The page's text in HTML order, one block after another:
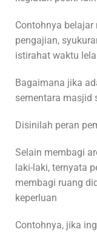
Contohnya belajar
pengajian,
istirahat waktu
Bagaimana jika
sementara masjid
Disinilah peran
Selain membagi
laki-laki, ternyata
membagi ruang
keperluan
Contohnya, jika